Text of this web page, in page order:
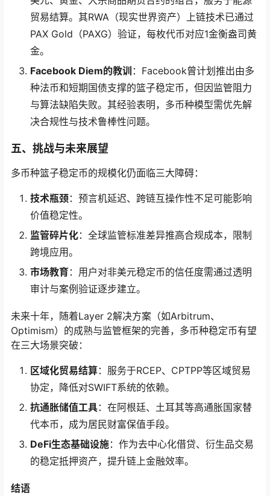
贸易结算。其RWA（现实世界资产）上链技术已通过
PAX Gold（PAXG）验证，每枚代币对应1金衡盎司黄
金。
Facebook Diem的教训 ：Facebook曾计划推出由多
种法币和短期国债支撑的篮子稳定币，但因监管阻力
与算法缺陷失败。其经验表明，多币种模型需优先解
决合规性与技术鲁棒性问题。
五、挑战与未来展望
多币种篮子稳定币的规模化仍面临三大障碍：
技术瓶颈：预言机延迟、跨链互操作性不足可能影响
价值稳定性。
监管碎片化：全球监管标准差异推高合规成本，限制
跨境应用。
市场教育：用户对非美元稳定币的信任度需通过透明
审计与案例验证逐步建立。
未来十年，随着Layer 2解决方案（如Arbitrum、
Optimism）的成熟与监管框架的完善，多币种稳定币有望
在三大场景突破：
区域化贸易结算：服务于RCEP、CPTPP等区域贸易
协定，降低对SWIFT系统的依赖。
抗通胀储值工具：在阿根廷、土耳其等高通胀国家替
代本币，成为居民财富保值手段。
DeFi生态基础设施：作为去中心化借贷、衍生品交易
的稳定抵押资产，提升链上金融效率。
结语